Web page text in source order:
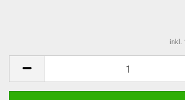
inkl.